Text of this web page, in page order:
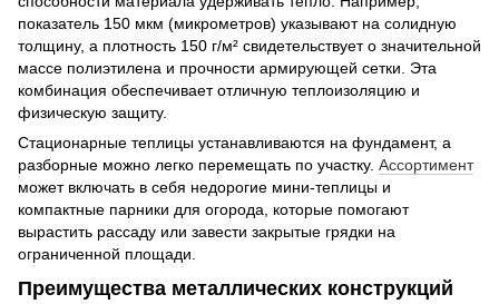
показатель 150 мкм (микрометров) указывают на солидную
толщину, а плотность 150 г/м² свидетельствует о значительной
массе полиэтилена и прочности армирующей сетки. Эта
комбинация обеспечивает отличную теплоизоляцию и
физическую защиту.
Стационарные теплицы устанавливаются на фундамент, а
разборные можно легко перемещать по участку. Ассортимент
может включать в себя недорогие мини-теплицы и
компактные парники для огорода, которые помогают
вырастить рассаду или завести закрытые грядки на
ограниченной площади.
Преимущества металлических конструкций